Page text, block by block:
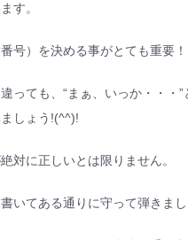
す。
号）を決める事がとても重要！
っても、“まぁ、いっか・・・”
しょう!(^^)!
対に正しいとは限りません。
いてある通りに守って弾きまし